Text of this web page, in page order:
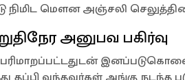
நிமிட மௌன அஞ்சலி
அனுபவ பகிர்வு
தப்பி வந்தவர்கள் அங்கு